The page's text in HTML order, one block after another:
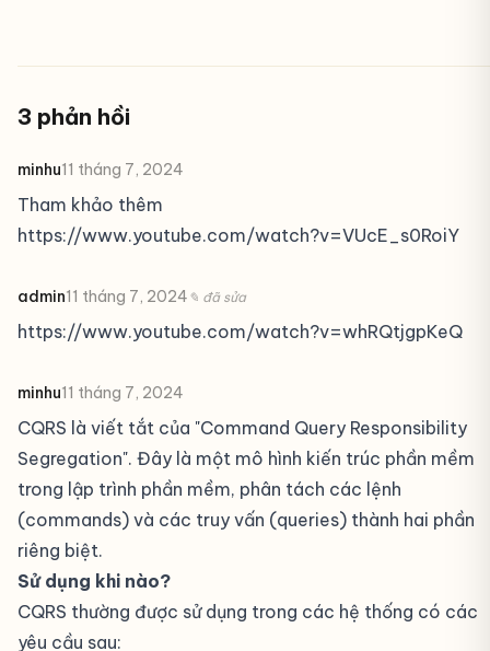
3 phản hồi
minhu11 tháng 7, 2024
Tham khảo thêm
https://www.youtube.com/watch?v=VUcE_s0RoiY
admin11 tháng 7, 2024 ✎ đã sửa
https://www.youtube.com/watch?v=whRQtjgpKeQ
minhu11 tháng 7, 2024
CQRS là viết tắt của "Command Query Responsibility
Segregation". Đây là một mô hình kiến trúc phần mềm
trong lập trình phần mềm, phân tách các lệnh
(commands) và các truy vấn (queries) thành hai phần
riêng biệt.
Sử dụng khi nào?
CQRS thường được sử dụng trong các hệ thống có các
yêu cầu sau: